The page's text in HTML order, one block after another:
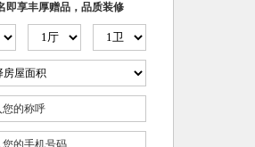
即享丰厚赠品，品质装修